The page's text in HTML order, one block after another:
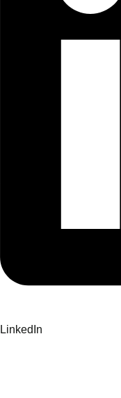
LinkedIn